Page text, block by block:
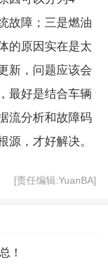
故障；三是燃油
的原因实在是太
新，问题应该会
最好是结合车辆
流分析和故障码
源，才好解决。
[责任编辑:YuanBA]
！